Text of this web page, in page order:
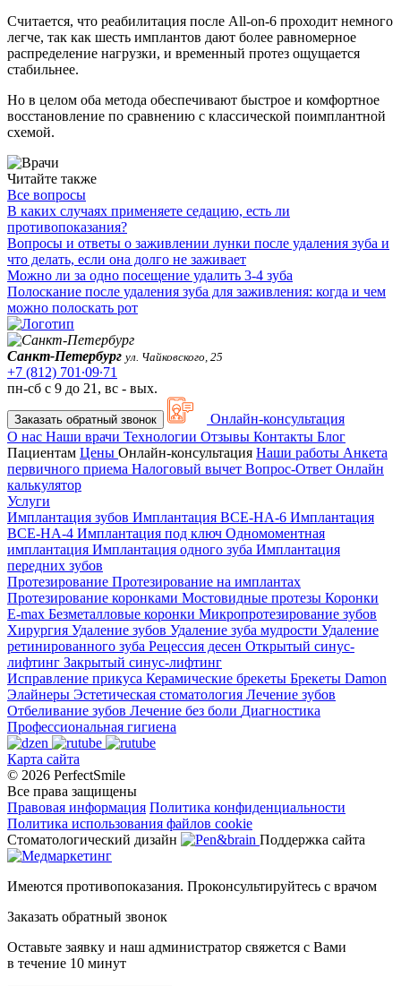
Считается, что реабилитация после All-on-6 проходит немного
легче, так как шесть имплантов дают более равномерное
распределение нагрузки, и временный протез ощущается
стабильнее.
Но в целом оба метода обеспечивают быстрое и комфортное
восстановление по сравнению с классической поимплантной
схемой.
Читайте также
Все вопросы
В каких случаях применяете седацию, есть ли
противопоказания?
Вопросы и ответы о заживлении лунки после удаления зуба и
что делать, если она долго не заживает
Можно ли за одно посещение удалить 3-4 зуба
Полоскание после удаления зуба для заживления: когда и чем
можно полоскать рот
Санкт-Петербург ул. Чайковского, 25
+7 (812) 701∙09∙71
пн-сб с 9 до 21, вс - вых.
Заказать обратный звонок
Онлайн-консультация
О нас Наши врачи Технологии Отзывы Контакты Блог
Пациентам Цены Онлайн-консультация Наши работы Анкета
первичного приема Налоговый вычет Вопрос-Ответ Онлайн
калькулятор
Услуги
Имплантация зубов Имплантация ВСЕ-НА-6 Имплантация
ВСЕ-НА-4 Имплантация под ключ Одномоментная
имплантация Имплантация одного зуба Имплантация
передних зубов
Протезирование Протезирование на имплантах
Протезирование коронками Мостовидные протезы Коронки
E-max Безметалловые коронки Микропротезирование зубов
Хирургия Удаление зубов Удаление зуба мудрости Удаление
ретинированного зуба Рецессия десен Открытый синус-
лифтинг Закрытый синус-лифтинг
Исправление прикуса Керамические брекеты Брекеты Damon
Элайнеры Эстетическая стоматология Лечение зубов
Отбеливание зубов Лечение без боли Диагностика
Профессиональная гигиена
Карта сайта
© 2026 PerfectSmile
Все права защищены
Правовая информация Политика конфиденциальности
Политика использования файлов cookie
Стоматологический дизайн
Поддержка сайта
Имеются противопоказания. Проконсультируйтесь с врачом
Заказать обратный звонок
Оставьте заявку и наш администратор свяжется с Вами
в течение 10 минут